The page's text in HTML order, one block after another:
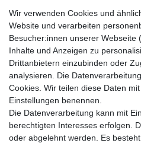
Artikel-Details
Der Bouilloneffektdraht in gleb hat
Millimetern und eine Länge von
Kunststoffspule aufgewickelt,
kann. Der leicht zu biegende
Basteln und in der Floristik. Durch
Dekorationen einen besonderen
Wir verwenden Cookies und
Website und verarbeiten
Besucher:innen unserer Webseite
Inhalte und Anzeigen zu
Drittanbietern einzubinden oder
analysieren. Die
Cookies. Wir teilen diese Daten
Einstellungen benennen.
Die Datenverarbeitung kann mit
berechtigten Interesses erfolgen.
oder abgelehnt werden. Es